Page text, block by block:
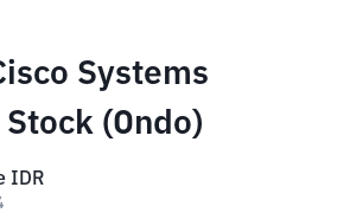
Systems
(Ondo)
IDR